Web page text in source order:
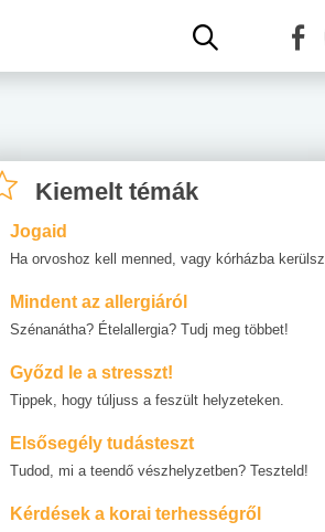
Kiemelt témák
Jogaid
Ha orvoshoz kell menned, vagy kórházba kerülsz
Mindent az allergiáról
Szénanátha? Ételallergia? Tudj meg többet!
Győzd le a stresszt!
Tippek, hogy túljuss a feszült helyzeteken.
Elsősegély tudásteszt
Tudod, mi a teendő vészhelyzetben? Teszteld!
Kérdések a korai terhességről